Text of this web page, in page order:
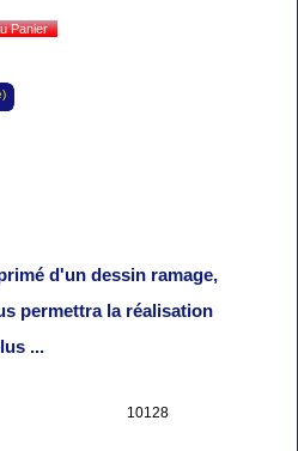
d'un dessin ramage,
permettra la réalisation
...
10128